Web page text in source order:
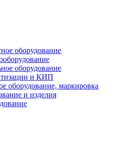
оборудование
оборудование
и КИП
оборудование, маркировка
и изделия